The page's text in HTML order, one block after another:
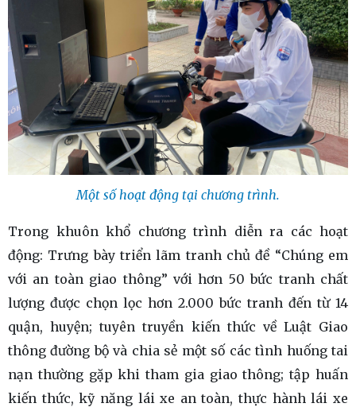
Một số hoạt động tại chương trình.
Trong khuôn khổ chương trình diễn ra các hoạt
động: Trưng bày triển lãm tranh chủ đề “Chúng em
với an toàn giao thông” với hơn 50 bức tranh chất
lượng được chọn lọc hơn 2.000 bức tranh đến từ 14
quận, huyện; tuyên truyền kiến thức về Luật Giao
thông đường bộ và chia sẻ một số các tình huống tai
nạn thường gặp khi tham gia giao thông; tập huấn
kiến thức, kỹ năng lái xe an toàn, thực hành lái xe